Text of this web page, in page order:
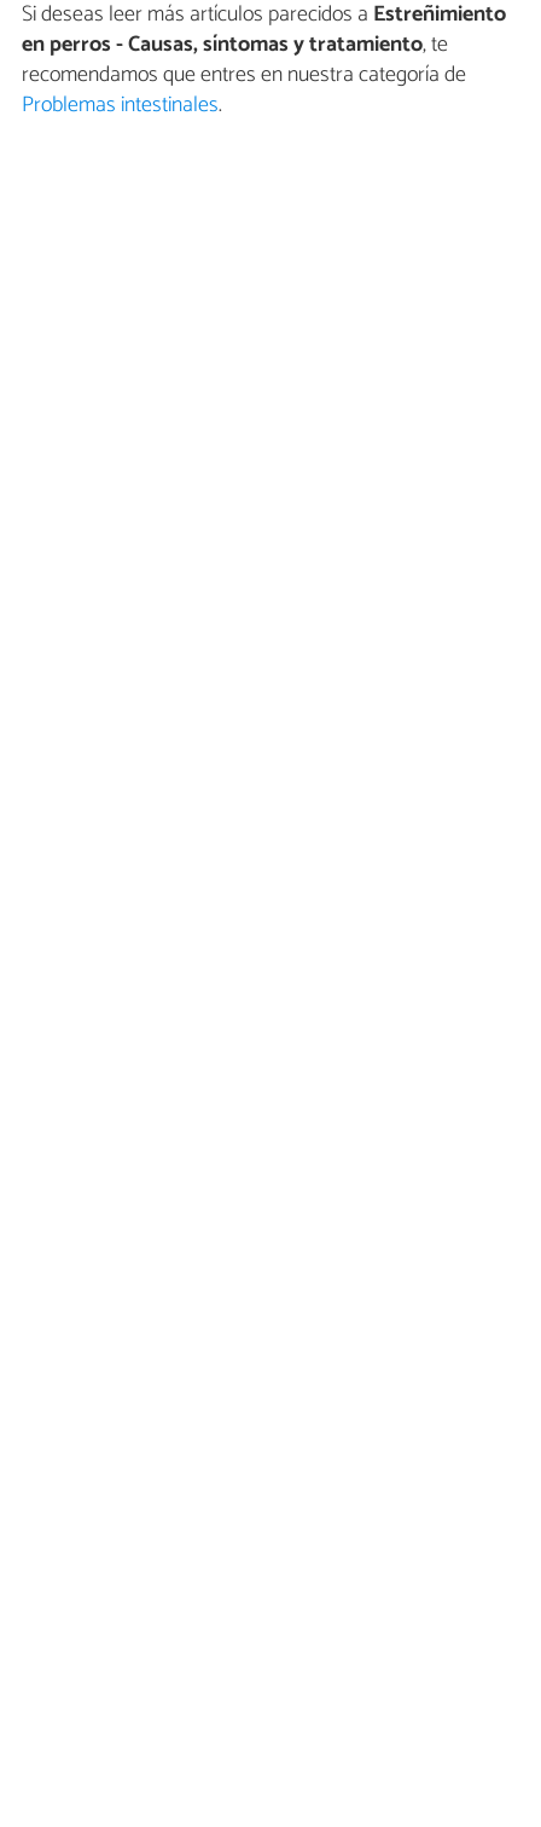
Si deseas leer más artículos parecidos a Estreñimiento
en perros - Causas, síntomas y tratamiento, te
recomendamos que entres en nuestra categoría de
Problemas intestinales.